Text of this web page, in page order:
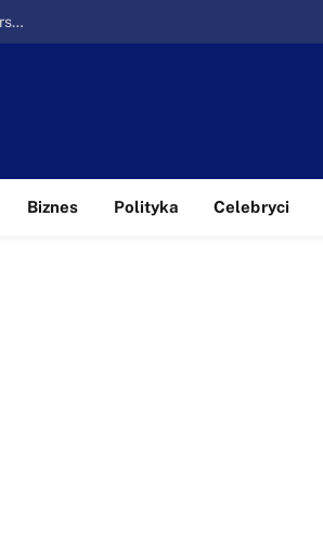
Ucieczka z piekła: Pierwszy samolot z Polakami wylądował w Warszawie
Biznes Polityka Celebryci